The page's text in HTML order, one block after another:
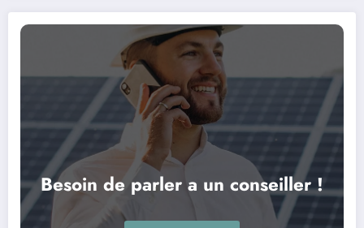
Besoin de parler a un conseiller !